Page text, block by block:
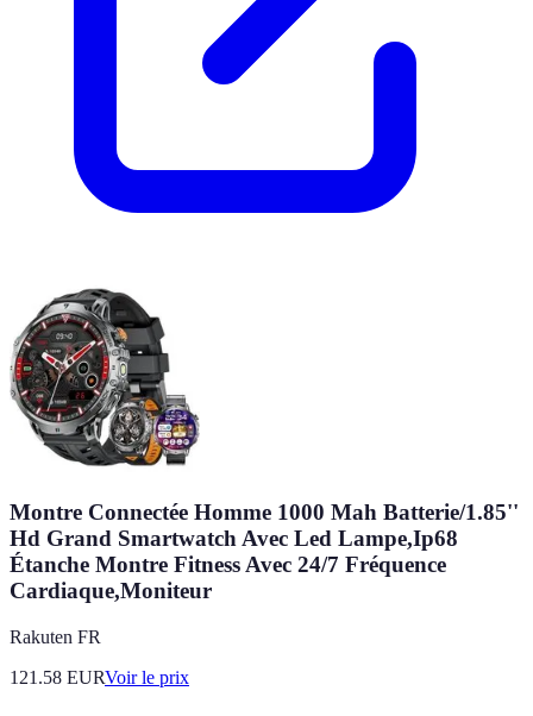
Montre Connectée Homme 1000 Mah Batterie/1.85''
Hd Grand Smartwatch Avec Led Lampe,Ip68
Étanche Montre Fitness Avec 24/7 Fréquence
Cardiaque,Moniteur
Rakuten FR
121.58 EURVoir le prix